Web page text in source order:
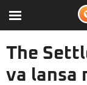
The
va lansa